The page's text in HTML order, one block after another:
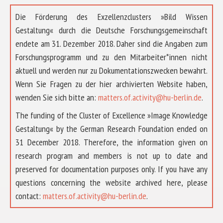
Die Förderung des Exzellenzclusters »Bild Wissen
Gestaltung« durch die Deutsche Forschungsgemeinschaft
endete am 31. Dezember 2018. Daher sind die Angaben zum
Forschungsprogramm und zu den Mitarbeiter*innen nicht
aktuell und werden nur zu Dokumentationszwecken bewahrt.
Wenn Sie Fragen zu der hier archivierten Website haben,
wenden Sie sich bitte an: matters.of.activity@hu-berlin.de.
The funding of the Cluster of Excellence »Image Knowledge
Gestaltung« by the German Research Foundation ended on
31 December 2018. Therefore, the information given on
research program and members is not up to date and
preserved for documentation purposes only. If you have any
questions concerning the website archived here, please
contact: matters.of.activity@hu-berlin.de.
ÜBER UNS